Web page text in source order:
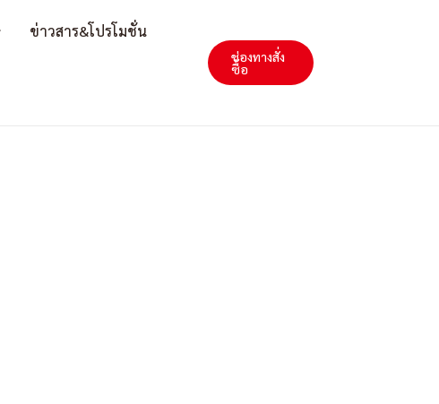
ข่าวสาร&โปรโมชั่น
ช่องทางสั่ง
ซื้อ